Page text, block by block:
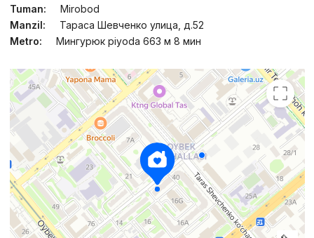
Tuman:
Mirobod
Manzil:
Тараса Шевченко улица, д.52
Metro:
Мингурюк piyoda 663 м 8 мин